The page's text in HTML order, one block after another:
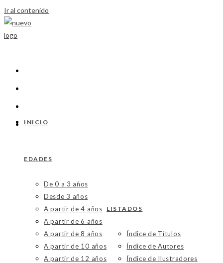
Ir al contenido
INICIO
EDADES
De 0 a 3 años
Desde 3 años
A partir de 4 años
A partir de 6 años
A partir de 8 años
A partir de 10 años
A partir de 12 años
LISTADOS
Índice de Títulos
Índice de Autores
Índice de Ilustradores